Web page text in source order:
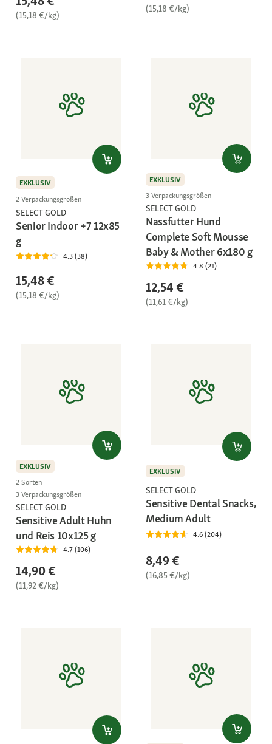
(15,18 €/kg)
(15,18 €/kg)
EXKLUSIV
2 Verpackungsgrößen
SELECT GOLD
Senior Indoor +7 12x85
g
4.3 (38)
15,48 €
(15,18 €/kg)
EXKLUSIV
3 Verpackungsgrößen
SELECT GOLD
Nassfutter Hund
Complete Soft Mousse
Baby & Mother 6x180 g
4.8 (21)
12,54 €
(11,61 €/kg)
EXKLUSIV
2 Sorten
3 Verpackungsgrößen
SELECT GOLD
Sensitive Adult Huhn
und Reis 10x125 g
4.7 (106)
14,90 €
(11,92 €/kg)
EXKLUSIV
SELECT GOLD
Sensitive Dental Snacks,
Medium Adult
4.6 (204)
8,49 €
(16,85 €/kg)